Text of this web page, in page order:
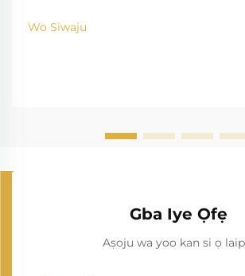
Wo Siwaju
Gba Iye Ọfẹ
Aṣoju wa yoo kan si ọ